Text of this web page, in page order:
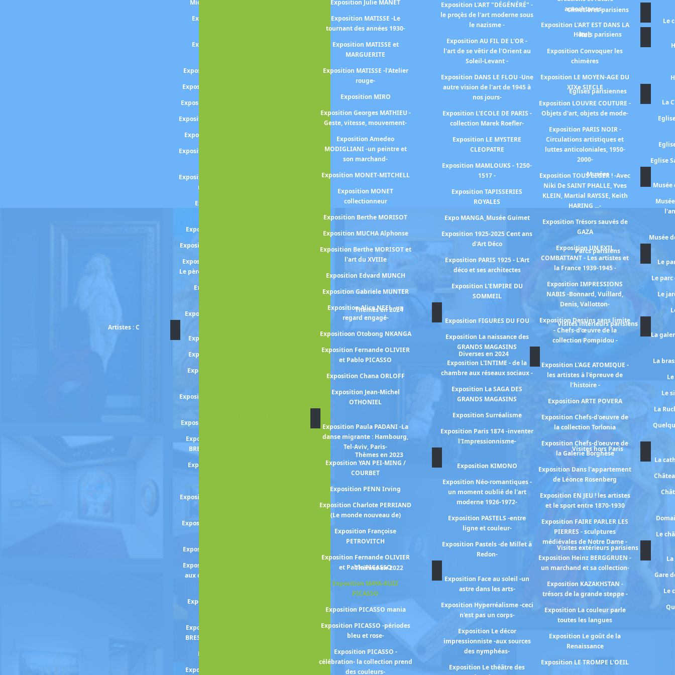
Michel et SCHIELE Egon
Exposition BASQUIAT -
Exposition BASQUIAT -
Exposition BAZILLE Frédéric
Exposition Giovanni BELLINI
Exposition Sarah BERNHARDT
Exposition Anna-Eva BERGMAN
Exposition BESNARD Albert
Exposition BOILLY -Chroniques
Exposition Denise BELLON - un
regard vagabond -
Exposition Christian
Exposition Rosa BONHEUR
Exposition BOTTICELLI Sandro
Exposition Eugéne BOUDIN -
Le père de l'impressionnisme -
Exposition Contantin
Exposition BUFFET Bernard
Artistes : C
Exposition Miriam CAHN
Exposition CAILLEBOTTE
Exposition Julia Margaret
Exposition CARAVAGE à Rome -
Exposition CARTIER-BRESSON
Exposition Henri CARTIER-
BRESSON - Helen LEVITT
Exposition CASSATT Mary
Exposition CEZANNE (Portraits
Exposition Chagall, Lissitzky,
Exposition CHIHARU SHIOTA
Exposition Revoir CIMABUE -
aux origines de la peinture
Exposition les mondes de
Exposition Henri CARTIER-
BRESSON - Les européens -
Exposition COROT
Exposition George CONDO
Exposition Julie MANET
Exposition MATISSE -Le
tournant des années 1930-
Exposition MATISSE et
MARGUERITE
Exposition MATISSE -l'Atelier
rouge-
Exposition MIRO
Exposition Georges MATHIEU -
Geste, vitesse, mouvement-
Exposition Amedeo
MODIGLIANI -un peintre et
son marchand-
Exposition MONET-MITCHELL
Exposition MONET
collectionneur
Exposition Berthe MORISOT
Exposition MUCHA Alphonse
Exposition Berthe MORISOT et
l'art du XVIIIe
Exposition Edvard MUNCH
Exposition Gabriele MUNTER
Exposition Alice NEEL -un
regard engagé-
Expositioon Otobong NKANGA
Exposition Fernande OLIVIER
et Pablo PICASSO
Exposition Chana ORLOFF
Exposition Jean-Michel
OTHONIEL
Exposition Paula PADANI -La
danse migrante : Hambourg,
Tel-Aviv, Paris-
Exposition YAN PEI-MING /
COURBET
Exposition PENN Irving
Exposition Charlote PERRIAND
(Le monde nouveau de)
Exposition Françoise
PETROVITCH
Exposition Fernande OLIVIER
et Pablo PICASSO
Exposition MAYA-RUIZ
PICASSO
Exposition PICASSO mania
Exposition PICASSO -périodes
bleu et rose-
Exposition PICASSO -
célébration- la collection prend
des couleurs-
Exposition L'ART "DÉGÉNÉRÉ" -
le proçès de l'art moderne sous
le nazisme -
Exposition AU FIL DE L'OR -
l'art de se vêtir de l'Orient au
Soleil-Levant -
Exposition DANS LE FLOU -Une
autre vision de l'art de 1945 à
nos jours-
Exposition L'ECOLE DE PARIS -
collection Marek Roefler-
Exposition LE MYSTERE
CLEOPATRE
Exposition MAMLOUKS - 1250-
1517 -
Exposition TAPISSERIES
ROYALES
Expo MANGA_Musée Guimet
Exposition 1925-2025 Cent ans
d'Art Déco
Exposition PARIS 1925 - L'Art
déco et ses architectes
Exposition L'EMPIRE DU
SOMMEIL
Thèmes en 2024
Exposition FIGURES DU FOU
Exposition La naissance des
GRANDS MAGASINS
Exposition L'INTIME - de la
chambre aux réseaux sociaux -
Exposition La SAGA DES
GRANDS MAGASINS
Exposition Surréalisme
Exposition Paris 1874 -inventer
l'Impressionnisme-
Thèmes en 2023
Exposition KIMONO
Exposition Néo-romantiques -
un moment oublié de l'art
moderne 1926-1972-
Exposition PASTELS -entre
ligne et couleur-
Exposition Pastels -de Millet à
Redon-
Thèmes en 2022
Exposition Face au soleil -un
astre dans les arts-
Exposition Hyperréalisme -ceci
n'est pas un corps-
Exposition Le décor
impressionniste -aux sources
des nymphéas-
Exposition Le théâtre des
autochtones -
Exposition L'ART EST DANS LA
RUE
Exposition Convoquer les
chimères
Exposition LE MOYEN-AGE DU
XIXe SIECLE
Exposition LOUVRE COUTURE -
Objets d'art, objets de mode-
Exposition PARIS NOIR -
Circulations artistiques et
luttes anticoloniales, 1950-
2000-
Exposition TOUS LEGER ! -Avec
Niki De SAINT PHALLE, Yves
KLEIN, Martial RAYSSE, Keith
HARING ...-
Exposition Trésors sauvés de
GAZA
Exposition UN EXIL
COMBATTANT - Les artistes et
la France 1939-1945 -
Exposition IMPRESSIONS
NABIS -Bonnard, Vuillard,
Denis, Vallotton-
Exposition Dessins sans limite
- Chefs-d’œuvre de la
collection Pompidou -
Diverses en 2024
Exposition L'AGE ATOMIQUE -
les artistes à l'épreuve de
l'histoire -
Exposition ARTE POVERA
Exposition Chefs-d'oeuvre de
la collection Torlonia
Exposition Chefs-d'oeuvre de
la Galerie Borghèse
Exposition Dans l'appartement
de Léonce Rosenberg
Exposition EN JEU ! les artistes
et le sport entre 1870-1930
Exposition FAIRE PARLER LES
PIERRES - sculptures
médiévales de Notre Dame -
Exposition Heinz BERGGRUEN -
un marchand et sa collection-
Exposition KAZAKHSTAN -
trésors de la grande steppe -
Exposition La couleur parle
toutes les langues
Exposition Le goût de la
Renaissance
Exposition LE TROMPE L'OEIL
Cimetières parisiens
Le
Hôtels parisiens
Eglises parisiennes
La
Eglise
Musées
Musée
Musée
Parcs parisiens
Le
Le
Le
Visites intérieurs parisiens
La
La
Le
La
Visites hors Paris
La
Le
Visites extérieurs parisiens
Gare
Le